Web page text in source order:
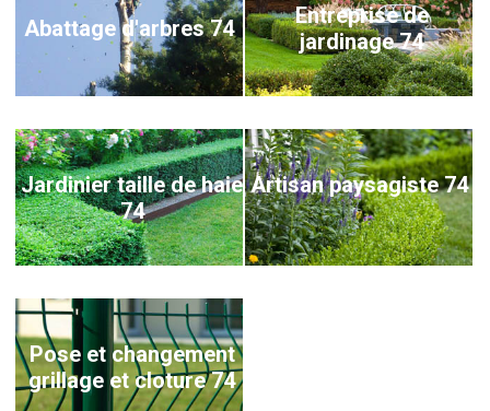
Abattage d'arbres 74
Entreprise de
jardinage 74
Jardinier taille de haie
74
Artisan paysagiste 74
Pose et changement
grillage et cloture 74